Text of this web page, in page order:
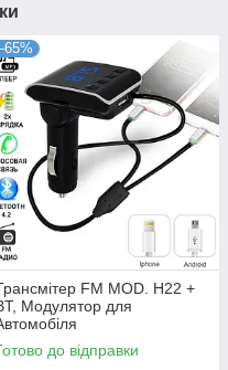
FM MOD. H22 +
Модулятор для
до відправки